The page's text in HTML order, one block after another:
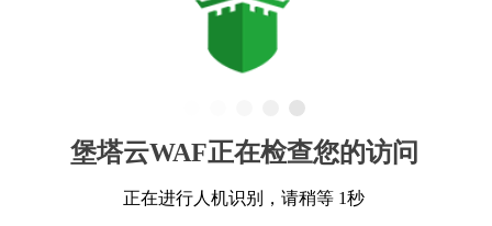
堡塔云WAF正在检查您的访问
正在进行人机识别，请稍等 1秒